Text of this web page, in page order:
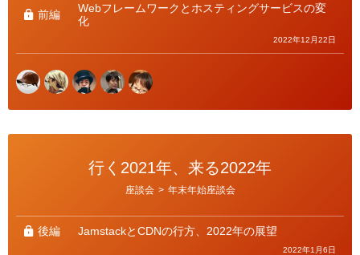
前編
Webフレームワークとホスティングサービスの変
化
2022年12月22日
行く2021年、来る2022年
リ
ー
座談会 > 年末年始座談会
後編 JamstackとCDNの行方、2022年の展望
2022年1月6日